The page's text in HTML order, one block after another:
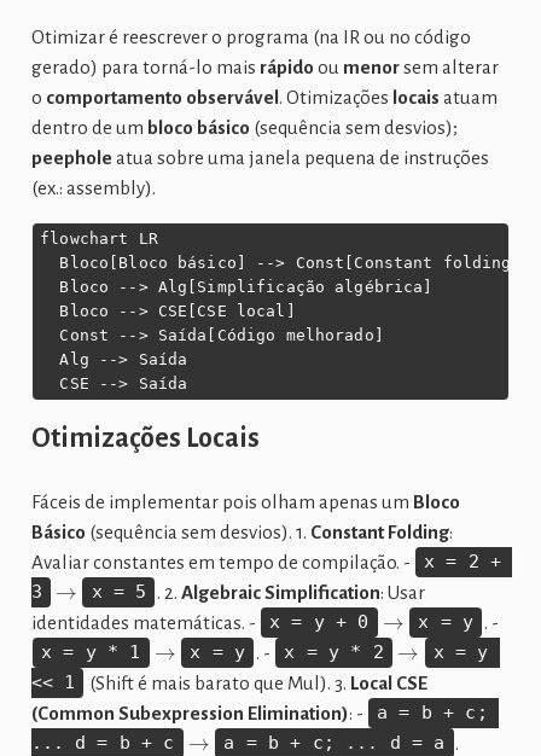
Otimizar é reescrever o programa (na IR ou no código
gerado) para torná-lo mais rápido ou menorsem alterar
o comportamento observável. Otimizações locais atuam
dentro de um bloco básico (sequência sem desvios);
peephole atua sobre uma janela pequena de instruções
(ex.: assembly).
flowchart LR
  Bloco[Bloco básico] --> Const[Constant folding]
  Bloco --> Alg[Simplificação algébrica]
  Bloco --> CSE[CSE local]
  Const --> Saída[Código melhorado]
  Alg --> Saída
  CSE --> Saída
Otimizações Locais
Fáceis de implementar pois olham apenas um Bloco
Básico (sequência sem desvios). 1. Constant Folding:
Avaliar constantes em tempo de compilação. -
x = 2 +
3
→ x = 5 . 2. Algebraic Simplification: Usar
identidades matemáticas. -
x = y + 0 → x = y . -
x = y * 1 → x = y . - x = y * 2 →
x = y
<< 1
(Shift é mais barato que Mul). 3. Local CSE
(Common Subexpression Elimination): -
a = b + c;
... d = b + c
→ a = b + c; ... d = a .